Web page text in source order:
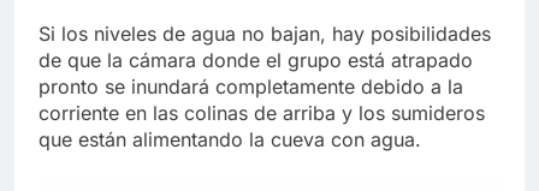
Si los niveles de agua no bajan, hay posibilidades
de que la cámara donde el grupo está atrapado
pronto se inundará completamente debido a la
corriente en las colinas de arriba y los sumideros
que están alimentando la cueva con agua.